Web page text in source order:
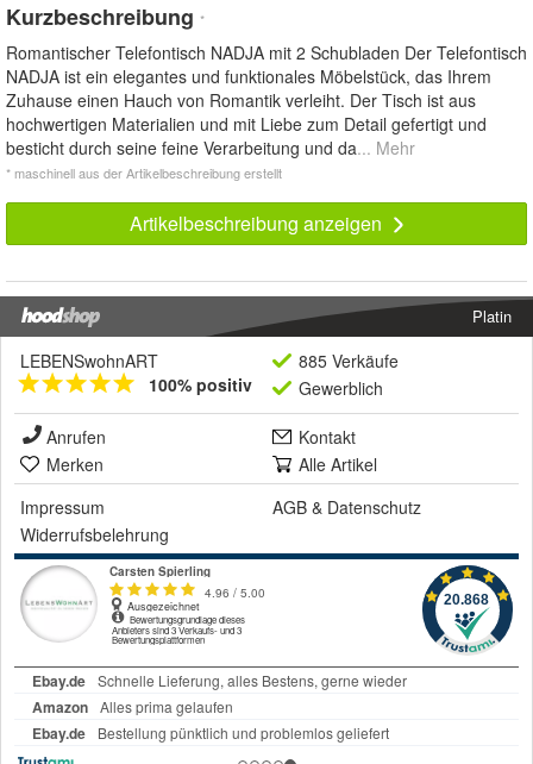
Kurzbeschreibung *
Romantischer Telefontisch NADJA mit 2 Schubladen Der Telefontisch
NADJA ist ein elegantes und funktionales Möbelstück, das Ihrem
Zuhause einen Hauch von Romantik verleiht. Der Tisch ist aus
hochwertigen Materialien und mit Liebe zum Detail gefertigt und
besticht durch seine feine Verarbeitung und da... Mehr
* maschinell aus der Artikelbeschreibung erstellt
Artikelbeschreibung anzeigen
Platin
LEBENSwohnART
100% positiv
885 Verkäufe
Gewerblich
Anrufen
Kontakt
Merken
Alle Artikel
Impressum
AGB & Datenschutz
Widerrufsbelehrung